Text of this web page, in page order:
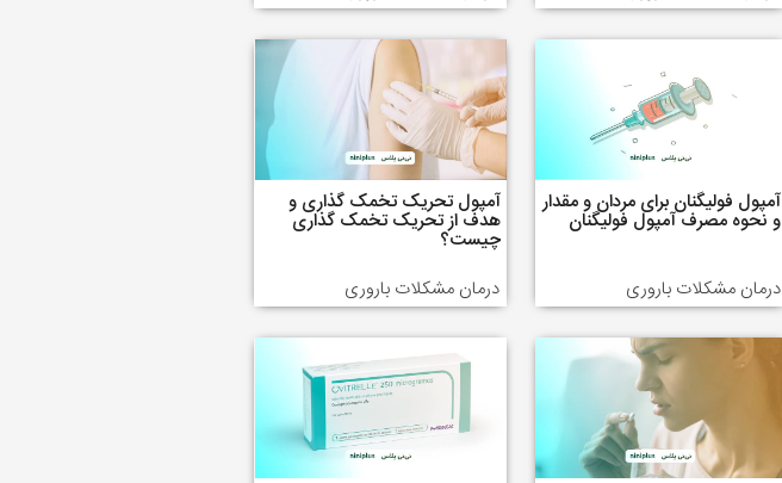
آمپول فولیگنان برای مردان و مقدار
و نحوه مصرف آمپول فولیگنان
درمان مشکلات باروری
آمپول تحریک تخمک گذاری و
هدف از تحریک تخمک گذاری
چیست؟
درمان مشکلات باروری